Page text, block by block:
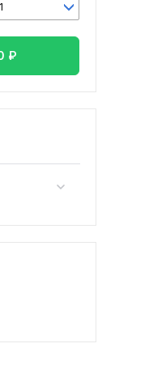
1
₽